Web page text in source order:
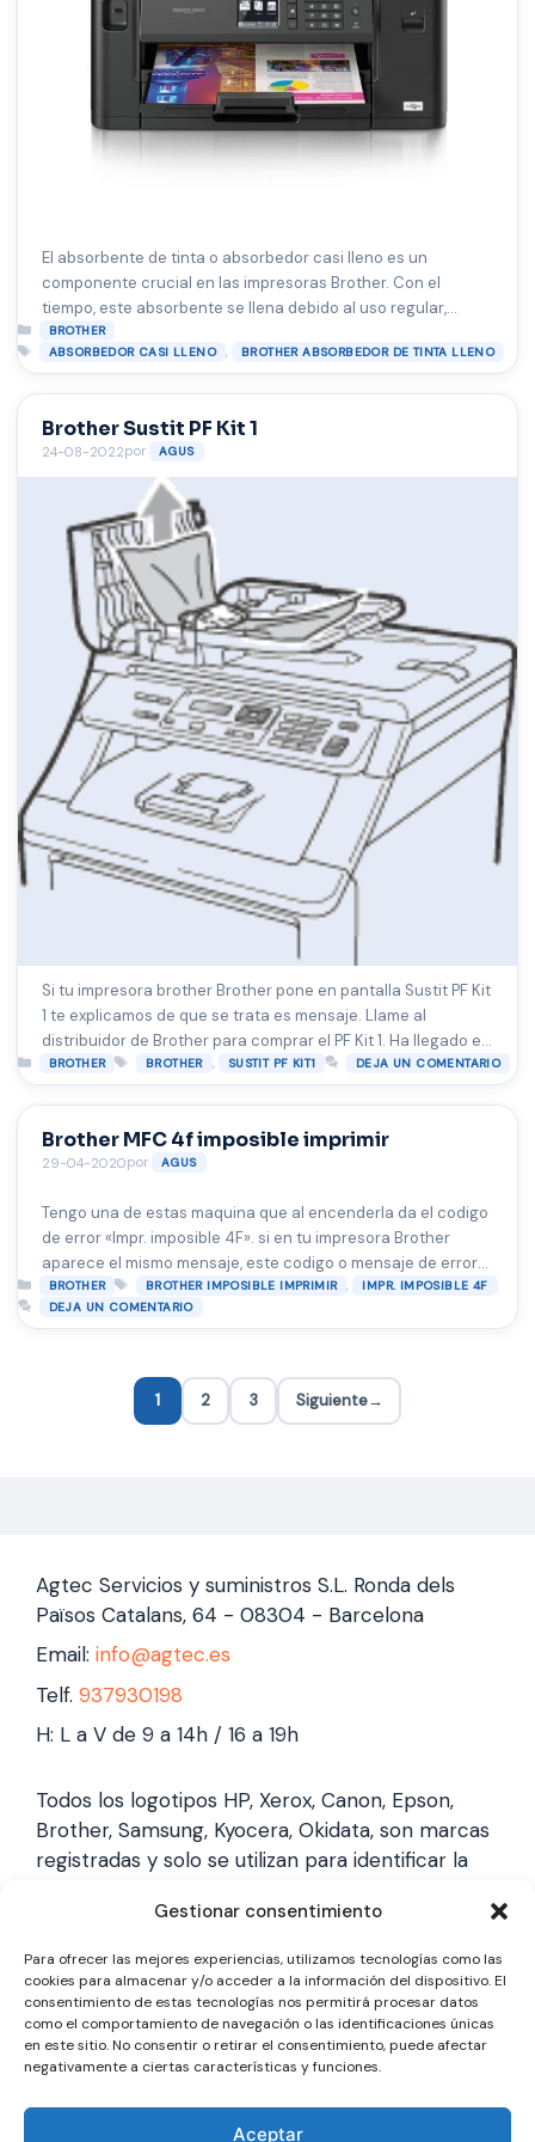
Gestionar consentimiento
Para ofrecer las mejores experiencias, utilizamos tecnologías como las
cookies para almacenar y/o acceder a la información del dispositivo. El
consentimiento de estas tecnologías nos permitirá procesar datos
como el comportamiento de navegación o las identificaciones únicas
en este sitio. No consentir o retirar el consentimiento, puede afectar
negativamente a ciertas características y funciones.
Aceptar
El absorbente de tinta o absorbedor casi lleno es un
componente crucial en las impresoras Brother. Con el
tiempo, este absorbente se llena debido al uso regular,
especialmente durante el proceso de limpieza automática
de la impresora. A continuación, exploramos en detalle cómo
Categorías
BROTHER
Etiquetas
ABSORBEDOR CASI LLENO , BROTHER ABSORBEDOR DE TINTA LLENO
Brother Sustit PF Kit 1
24-08-2022por AGUS
Si tu impresora brother Brother pone en pantalla Sustit PF Kit
1 te explicamos de que se trata es mensaje. Llame al
distribuidor de Brother para comprar el PF Kit 1. Ha llegado el
momento de sustituir el kit de alimentación de papel del
alimentador de documentos.
Categorías
BROTHER Etiquetas
BROTHER , SUSTIT PF KIT1 DEJA UN COMENTARIO
Brother MFC 4f imposible imprimir
29-04-2020por AGUS
Tengo una de estas maquina que al encenderla da el codigo
de error «Impr. imposible 4F». si en tu impresora Brother
aparece el mismo mensaje, este codigo o mensaje de error
se debe en principio a el cabezal de impresión defectuoso.
Pero como no esta muy usada entre en el modo
Categorías
BROTHER Etiquetas
BROTHER IMPOSIBLE IMPRIMIR ,
IMPR. IMPOSIBLE 4F
DEJA UN COMENTARIO
Página
1 Página
2 Página
3 Siguiente→
Agtec Servicios y suministros S.L. Ronda dels
Països Catalans, 64 - 08304 - Barcelona
Email: info@agtec.es
Telf. 937930198
H: L a V de 9 a 14h / 16 a 19h
Todos los logotipos HP, Xerox, Canon, Epson,
Brother, Samsung, Kyocera, Okidata, son marcas
registradas y solo se utilizan para identificar la
marcas, y solo reparamos impresoras laser,
somos un servicio técnico especializado y
totalmente independiente.
Los logotipos y marcas son marcas registradas